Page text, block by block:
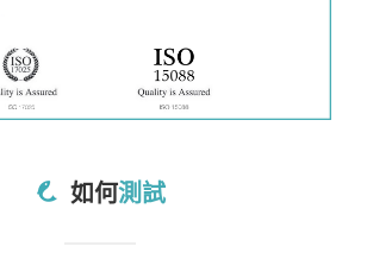
如何測試